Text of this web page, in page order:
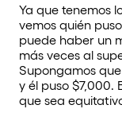
Ya que tenemos
vemos quién
puede haber un
más veces al
Supongamos
y él puso $7,000.
que sea